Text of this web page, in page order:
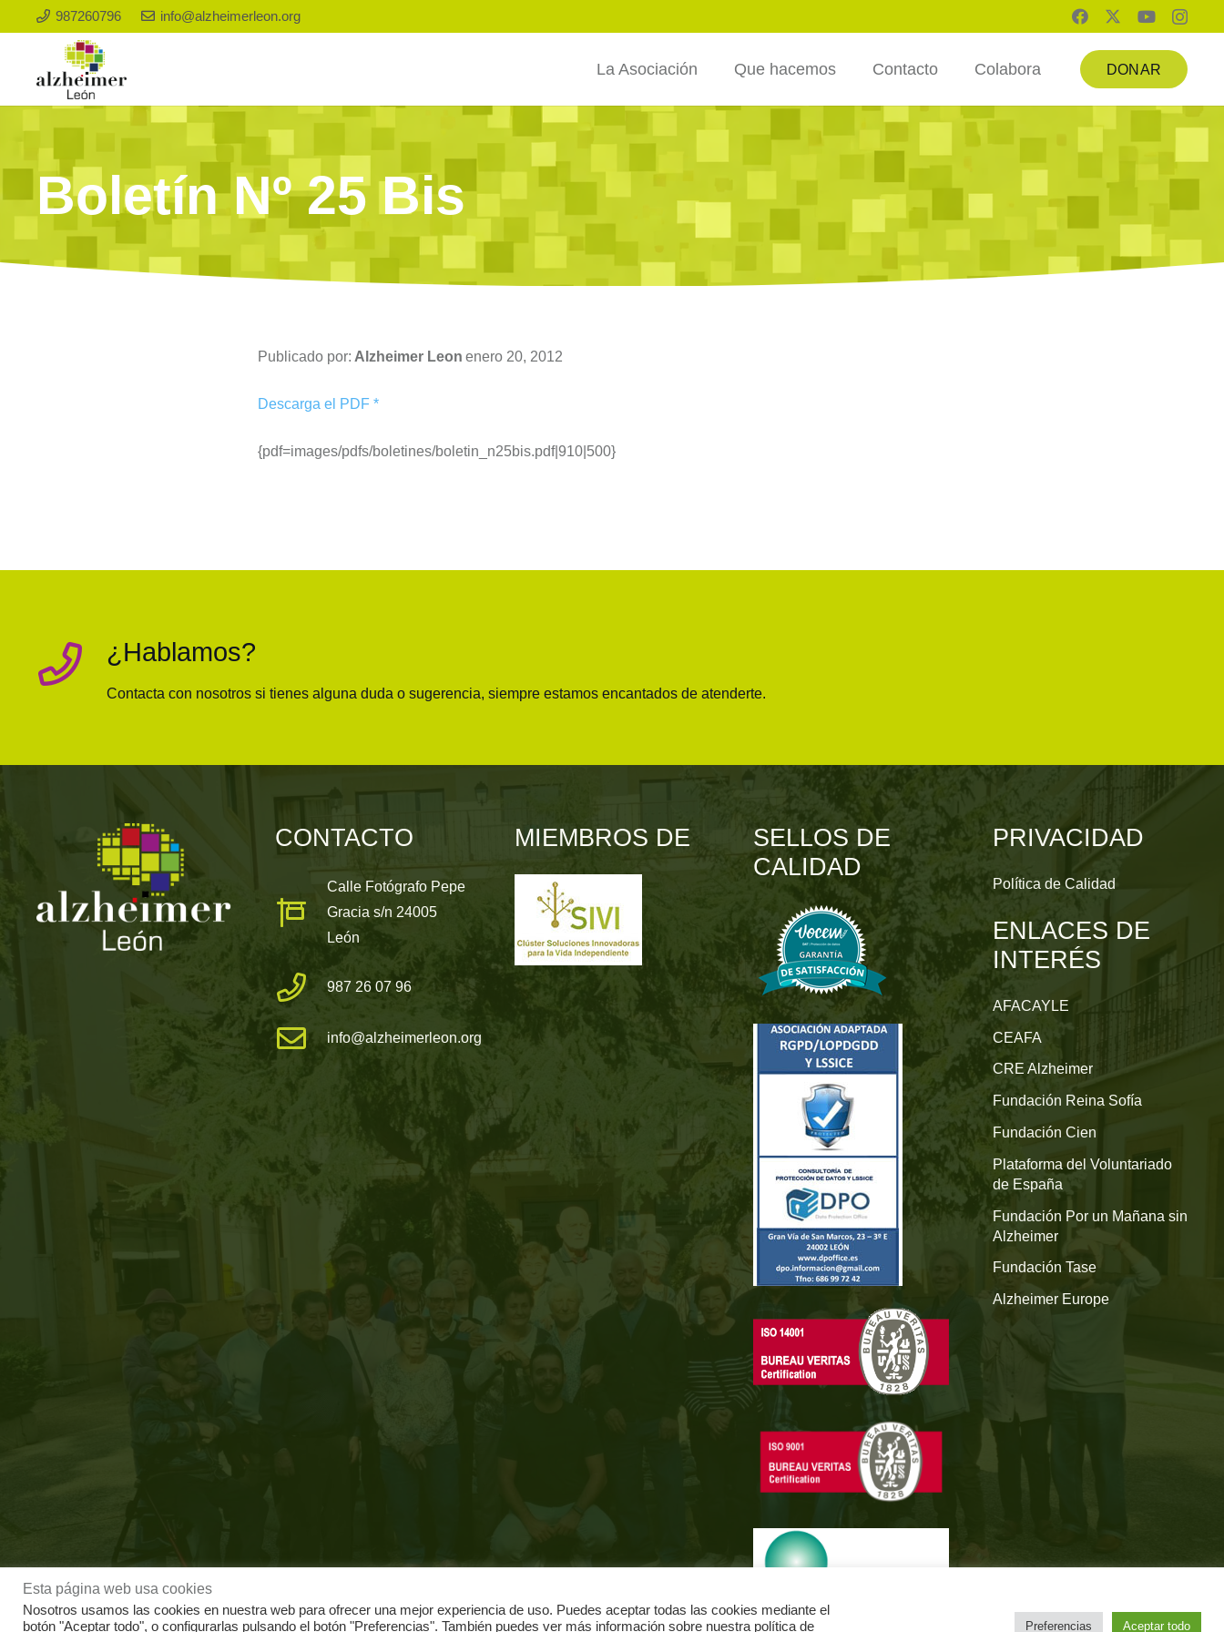
987260796 info@alzheimerleon.org
La Asociación Que hacemos Contacto Colabora DONAR
Boletín Nº 25 Bis
Publicado por: Alzheimer Leon enero 20, 2012
Descarga el PDF *
{pdf=images/pdfs/boletines/boletin_n25bis.pdf|910|500}
¿Hablamos?
Contacta con nosotros si tienes alguna duda o sugerencia, siempre estamos encantados de atenderte.
CONTACTO
Calle Fotógrafo Pepe
Gracia s/n 24005
León
987 26 07 96
info@alzheimerleon.org
MIEMBROS DE
SELLOS DE
CALIDAD
PRIVACIDAD
Política de Calidad
ENLACES DE
INTERÉS
AFACAYLE
CEAFA
CRE Alzheimer
Fundación Reina Sofía
Fundación Cien
Plataforma del Voluntariado
de España
Fundación Por un Mañana sin
Alzheimer
Fundación Tase
Alzheimer Europe
Esta página web usa cookies
Nosotros usamos las cookies en nuestra web para ofrecer una mejor experiencia de uso. Puedes aceptar todas las cookies mediante el
botón "Aceptar todo", o configurarlas pulsando el botón "Preferencias". También puedes ver más información sobre nuestra política de
Preferencias Aceptar todo